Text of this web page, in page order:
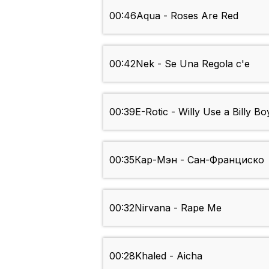
00:46Aqua - Roses Are Red
00:42Nek - Se Una Regola c'e
00:39E-Rotic - Willy Use a Billy
00:35Кар-Мэн - Сан-Франциско
00:32Nirvana - Rape Me
00:28Khaled - Aicha